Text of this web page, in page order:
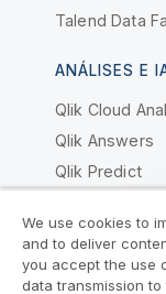
Talend Data
ANÁLISES E
Qlik Cloud
Qlik Answers
Qlik Predict
Por Que A
We use cookies to
and to deliver
you accept the use
data transmission